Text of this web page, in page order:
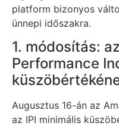
platform bizonyos
ünnepi időszakra.
1. módosítás:
Performance
Augusztus 16-án az
az IPI minimális